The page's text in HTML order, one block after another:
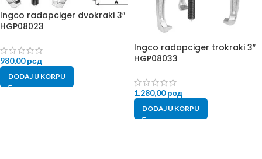
Ingco radapciger dvokraki 3″
HGP08023
980,00рсд
DODAJ U KORPU
Ingco radapciger trokraki 3″
HGP08033
1.280,00рсд
DODAJ U KORPU